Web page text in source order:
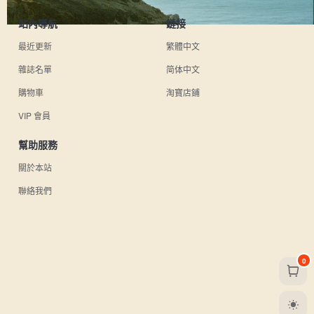
站內導航
最近更新
雜誌名單
購物車
VIP 會員
鏈接
繁體中文
简体中文
淘寶店鋪
幫助服務
關於本站
聯絡我們
0